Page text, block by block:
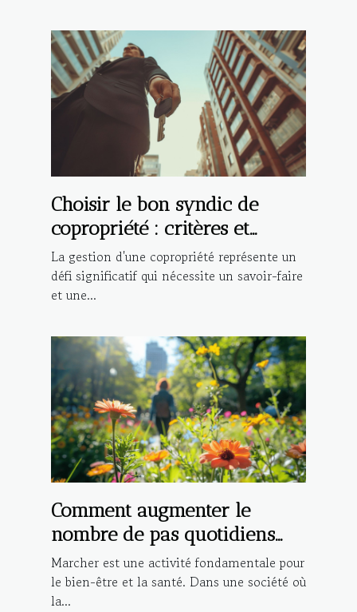
Choisir le bon syndic de
copropriété : critères et
avantages
La gestion d'une copropriété représente un
défi significatif qui nécessite un savoir-faire
et une...
Comment augmenter le
nombre de pas quotidiens
pour une meilleure santé
Marcher est une activité fondamentale pour
le bien-être et la santé. Dans une société où
la...